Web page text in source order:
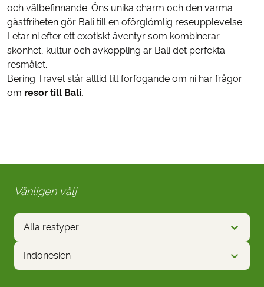
och välbefinnande. Öns unika charm och den varma
gästfriheten gör Bali till en oförglömlig reseupplevelse.
Letar ni efter ett exotiskt äventyr som kombinerar
skönhet, kultur och avkoppling är Bali det perfekta
resmålet.
Bering Travel står alltid till förfogande om ni har frågor
om resor till Bali.
Vänligen välj
Alla restyper
Indonesien